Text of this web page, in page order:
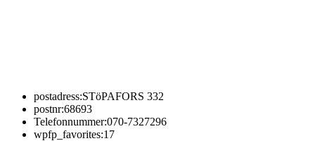
postadress:STöPAFORS 332
postnr:68693
Telefonnummer:070-7327296
wpfp_favorites:17